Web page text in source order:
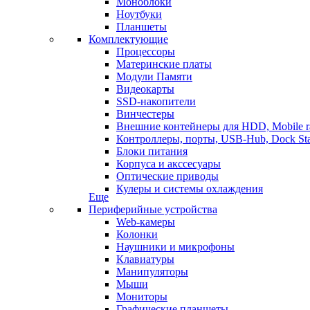
Ноутбуки
Планшеты
Комплектующие
Процессоры
Материнские платы
Модули Памяти
Видеокарты
SSD-накопители
Винчестеры
Внешние контейнеры для HDD, Mobile
Контроллеры, порты, USB-Hub, Dock
Блоки питания
Корпуса и акссесуары
Оптические приводы
Кулеры и системы охлаждения
Еще
Периферийные устройства
Web-камеры
Колонки
Наушники и микрофоны
Клавиатуры
Манипуляторы
Мыши
Мониторы